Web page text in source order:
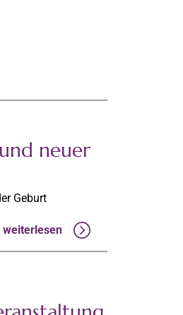
neuer
Geburt
weiterlesen